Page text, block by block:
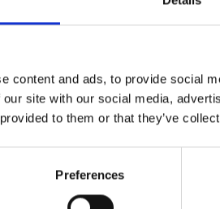
content and ads, to provide social
site with our social media,
to them or that they’ve
Preferences
oro chiaro
x p)